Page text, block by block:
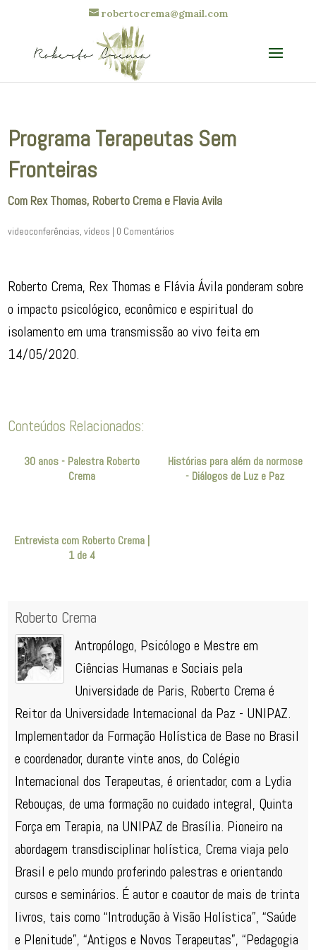
robertocrema@gmail.com
Programa Terapeutas Sem
Fronteiras
Com Rex Thomas, Roberto Crema e Flavia Avila
videoconferências,vídeos | 0 Comentários
Roberto Crema, Rex Thomas e Flávia Ávila ponderam sobre
o impacto psicológico, econômico e espiritual do
isolamento em uma transmissão ao vivo feita em
14/05/2020.
Conteúdos Relacionados:
30 anos - Palestra Roberto
Crema
Histórias para além da normose
- Diálogos de Luz e Paz
Entrevista com Roberto Crema |
1 de 4
Roberto Crema
Antropólogo, Psicólogo e Mestre em
Ciências Humanas e Sociais pela
Universidade de Paris, Roberto Crema é
Reitor da Universidade Internacional da Paz - UNIPAZ.
Implementador da Formação Holística de Base no Brasil
e coordenador, durante vinte anos, do Colégio
Internacional dos Terapeutas, é orientador, com a Lydia
Rebouças, de uma formação no cuidado integral, Quinta
Força em Terapia, na UNIPAZ de Brasília. Pioneiro na
abordagem transdisciplinar holística, Crema viaja pelo
Brasil e pelo mundo proferindo palestras e orientando
cursos e seminários. É autor e coautor de mais de trinta
livros, tais como “Introdução à Visão Holística”, “Saúde
e Plenitude”, “Antigos e Novos Terapeutas”, “Pedagogia